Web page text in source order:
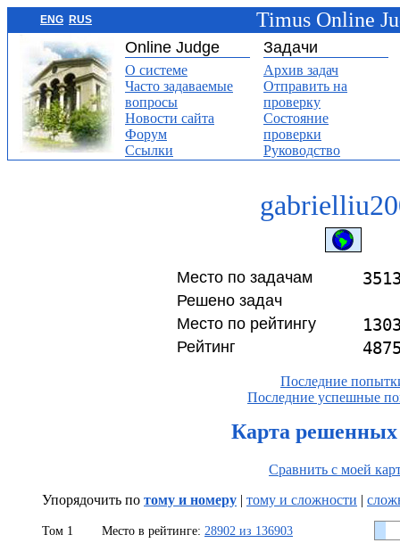
ENG RUS Timus Online
Online Judge Задачи
О системе
Часто задаваемые
вопросы
Новости сайта
Форум
Ссылки
Архив задач
Отправить на
проверку
Состояние
проверки
Руководство
Место по задачам
Решено задач
Место по рейтингу
Рейтинг
Последние
Последние успешные
Карта решенных
Сравнить с моей
Упорядочить по тому и номеру | тому и сложности |
Том 1 Место в рейтинге: 28902 из 136903